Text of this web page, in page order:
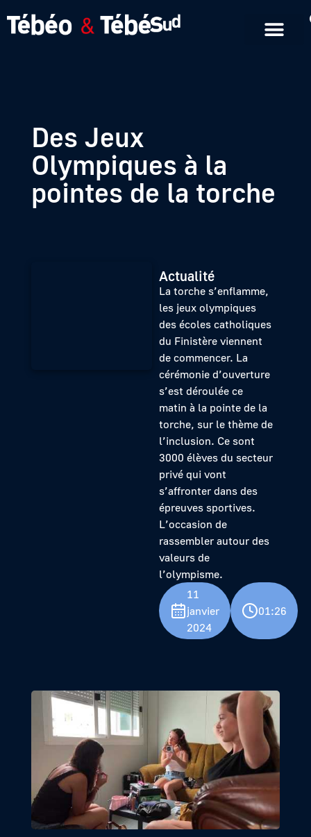
Des Jeux
Olympiques à la
pointes de la torche
Actualité
La torche s’enflamme,
les jeux olympiques
des écoles catholiques
du Finistère viennent
de commencer. La
cérémonie d’ouverture
s’est déroulée ce
matin à la pointe de la
torche, sur le thème de
l’inclusion. Ce sont
3000 élèves du secteur
privé qui vont
s’affronter dans des
épreuves sportives.
L’occasion de
rassembler autour des
valeurs de
l’olympisme.
11
janvier
2024
01:26